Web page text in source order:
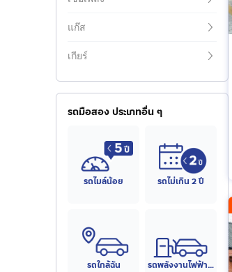
แก๊ส
เกียร์
รถมือสอง ประเภทอื่น ๆ
รถไมล์น้อย รถไม่เกิน 2 ปี
รถใกล้ฉัน รถพลังงานไฟฟ้า (EV)